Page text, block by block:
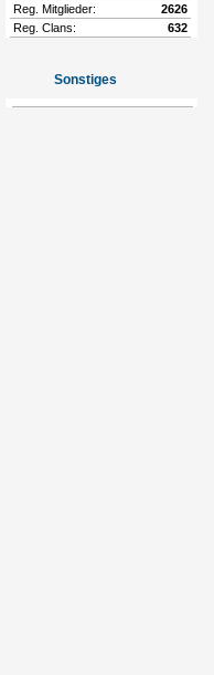
Reg. Mitglieder:
2626
Reg. Clans:
632
Sonstiges